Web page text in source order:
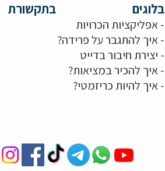
בתקשורת בלוגים
-אפליקציות הכרויות
-איך להתגבר על פרידה?
- יצירת חיבור בדייט
-איך להכיר במציאות?
-איך להיות כריזמטי?